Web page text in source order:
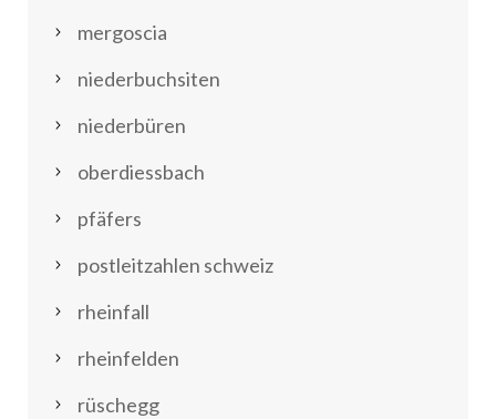
mergoscia
niederbuchsiten
niederbüren
oberdiessbach
pfäfers
postleitzahlen schweiz
rheinfall
rheinfelden
rüschegg